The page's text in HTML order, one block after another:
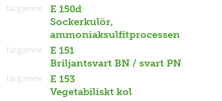
E 150d
Sockerkulör,
ammoniaksulfitprocessen
färgämne
E 151
Briljantsvart BN / svart PN
färgämne
E 153
Vegetabiliskt kol
färgämne